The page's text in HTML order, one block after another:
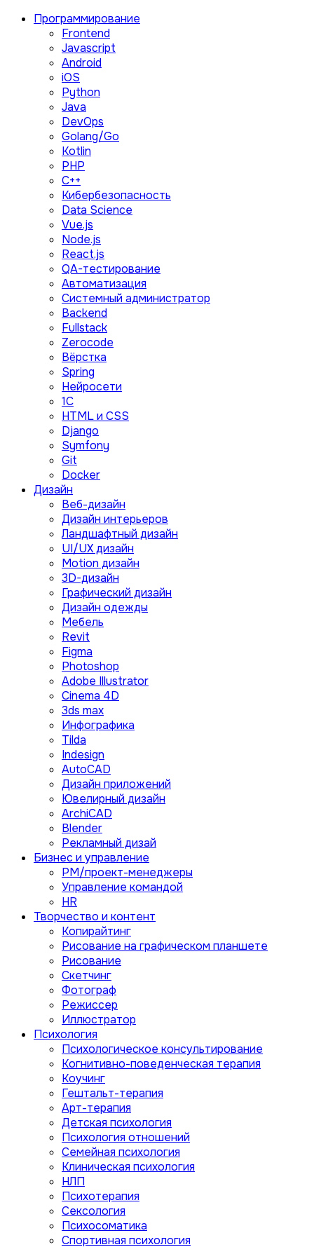
Программирование
Frontend
Javascript
Android
iOS
Python
Java
DevOps
Golang/Go
Kotlin
PHP
C++
Кибербезопасность
Data Science
Vue.js
Node.js
React.js
QA-тестирование
Автоматизация
Системный администратор
Backend
Fullstack
Zerocode
Вёрстка
Spring
Нейросети
1C
HTML и CSS
Django
Symfony
Git
Docker
Дизайн
Веб-дизайн
Дизайн интерьеров
Ландшафтный дизайн
UI/UX дизайн
Motion дизайн
3D-дизайн
Графический дизайн
Дизайн одежды
Мебель
Revit
Figma
Photoshop
Adobe Illustrator
Сinema 4D
3ds max
Инфографика
Tilda
Indesign
AutoCAD
Дизайн приложений
Ювелирный дизайн
ArchiCAD
Blender
Рекламный дизай
Бизнес и управление
PM/проект-менеджеры
Управление командой
HR
Творчество и контент
Копирайтинг
Рисование на графическом планшете
Рисование
Скетчинг
Фотограф
Режиссер
Иллюстратор
Психология
Психологическое консультирование
Когнитивно-поведенческая терапия
Коучинг
Гештальт-терапия
Арт-терапия
Детская психология
Психология отношений
Семейная психология
Клиническая психология
НЛП
Психотерапия
Сексология
Психосоматика
Спортивная психология